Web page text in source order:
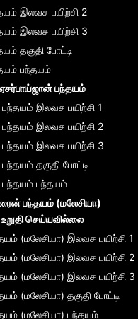
இலவச பயிற்சி 2
இலவச பயிற்சி 3
தகுதி போட்டி
பந்தயம்
ஏசர்பாய்ஜான் பந்தயம்
பந்தயம் இலவச பயிற்சி 1
பந்தயம் இலவச பயிற்சி 2
பந்தயம் இலவச பயிற்சி 3
பந்தயம் தகுதி போட்டி
பந்தயம் பந்தயம்
பந்தயம் (மலேசியா)
உறுதி செய்யவில்லை
(மலேசியா) இலவச பயிற்சி 1
(மலேசியா) இலவச பயிற்சி 2
(மலேசியா) இலவச பயிற்சி 3
(மலேசியா) தகுதி போட்டி
(மலேசியா) பந்தயம்